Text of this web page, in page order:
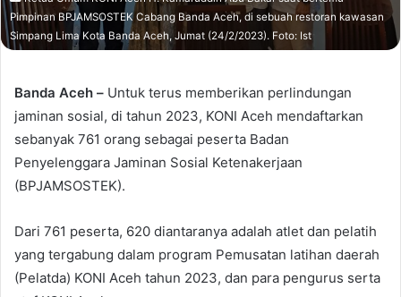
Pimpinan BPJAMSOSTEK Cabang Banda Aceh, di sebuah restoran kawasan
Simpang Lima Kota Banda Aceh, Jumat (24/2/2023). Foto: Ist
Banda Aceh – Untuk terus memberikan perlindungan
jaminan sosial, di tahun 2023, KONI Aceh mendaftarkan
sebanyak 761 orang sebagai peserta Badan
Penyelenggara Jaminan Sosial Ketenakerjaan
(BPJAMSOSTEK).
Dari 761 peserta, 620 diantaranya adalah atlet dan pelatih
yang tergabung dalam program Pemusatan latihan daerah
(Pelatda) KONI Aceh tahun 2023, dan para pengurus serta